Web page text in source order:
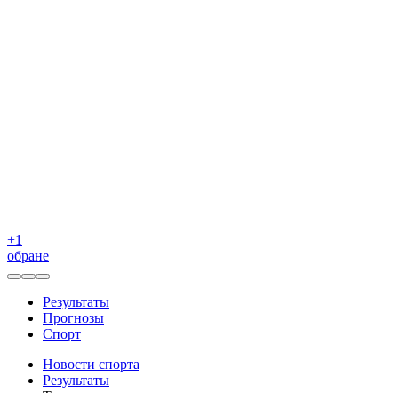
+1
обране
Результаты
Прогнозы
Спорт
Новости спорта
Результаты